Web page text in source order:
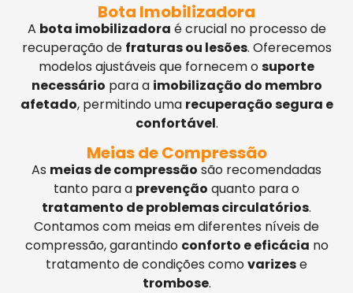
Bota Imobilizadora
A bota imobilizadora é crucial no processo de
recuperação de fraturas ou lesões. Oferecemos
modelos ajustáveis que fornecem osuporte
necessário para a imobilização do membro
afetado, permitindo uma recuperação segura e
confortável.
Meias de Compressão
As meias de compressão são recomendadas
tanto para a prevenção quanto para o
tratamento de problemas circulatórios.
Contamos com meias em diferentes níveis de
compressão, garantindo conforto e eficácia no
tratamento de condições comovarizese
trombose.